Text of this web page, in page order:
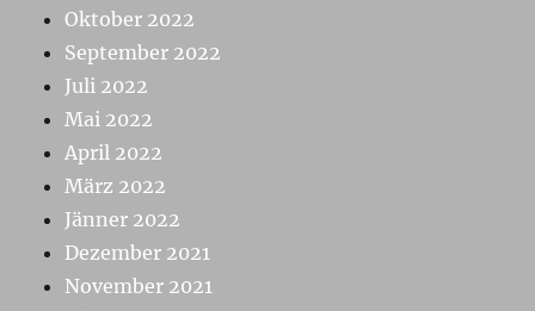
Oktober 2022
September 2022
Juli 2022
Mai 2022
April 2022
März 2022
Jänner 2022
Dezember 2021
November 2021